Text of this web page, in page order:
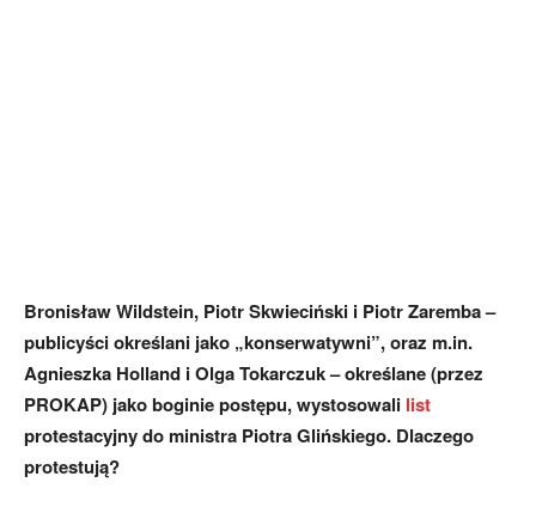
Bronisław Wildstein, Piotr Skwieciński i Piotr Zaremba –
publicyści określani jako „konserwatywni”, oraz m.in.
Agnieszka Holland i Olga Tokarczuk – określane (przez
PROKAP) jako boginie postępu, wystosowali list
protestacyjny do ministra Piotra Glińskiego. Dlaczego
protestują?